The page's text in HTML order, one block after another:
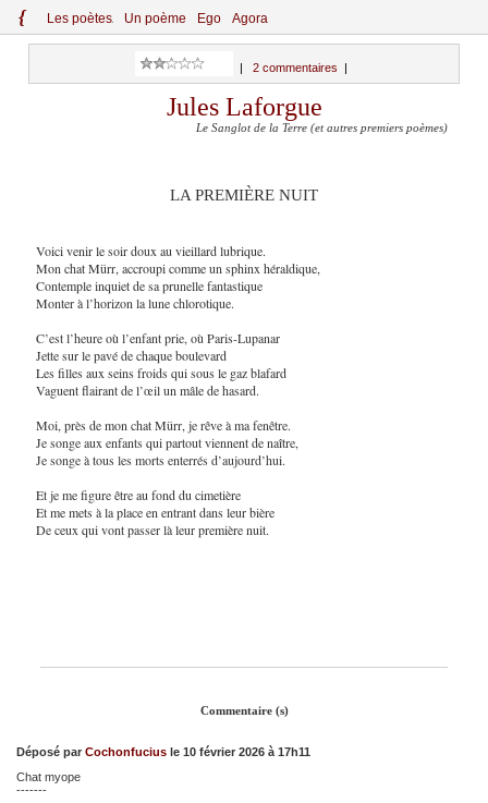
{ Les poètes Un poème Ego Agora
2 commentaires
Jules Laforgue
Le Sanglot de la Terre (et autres premiers poèmes)
LA PREMIÈRE NUIT
Voici venir le soir doux au vieillard lubrique.
Mon chat Mürr, accroupi comme un sphinx héraldique,
Contemple inquiet de sa prunelle fantastique
Monter à l’horizon la lune chlorotique.
C’est l’heure où l’enfant prie, où Paris-Lupanar
Jette sur le pavé de chaque boulevard
Les filles aux seins froids qui sous le gaz blafard
Vaguent flairant de l’œil un mâle de hasard.
Moi, près de mon chat Mürr, je rêve à ma fenêtre.
Je songe aux enfants qui partout viennent de naître,
Je songe à tous les morts enterrés d’aujourd’hui.
Et je me figure être au fond du cimetière
Et me mets à la place en entrant dans leur bière
De ceux qui vont passer là leur première nuit.
Commentaire (s)
Déposé par Cochonfucius le 10 février 2026 à 17h11
Chat myope
-------